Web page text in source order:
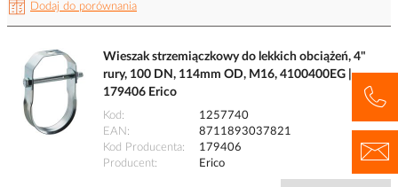
Dodaj do porównania
Wieszak strzemiączkowy do lekkich obciążeń, 4"
rury, 100 DN, 114mm OD, M16, 4100400EG |
179406 Erico
Kod
1257740
EAN
8711893037821
Kod Producenta
179406
Producent
Erico